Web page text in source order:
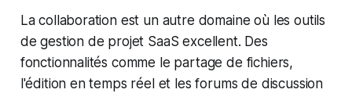
La collaboration est un autre domaine où les outils
de gestion de projet SaaS excellent. Des
fonctionnalités comme le partage de fichiers,
l'édition en temps réel et les forums de discussion